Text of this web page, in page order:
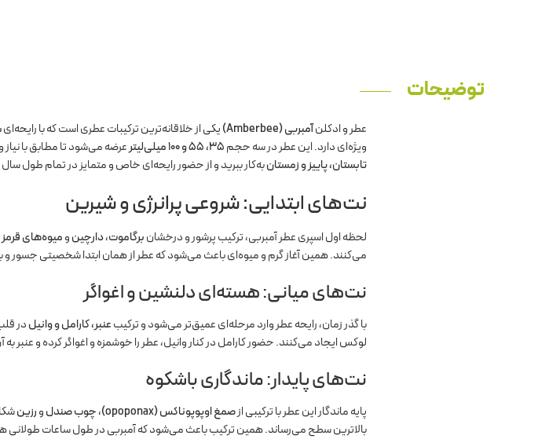
توضیحات
عطر و ادکلنآمبربی (Amberbee) یکی از خلاقانه‌ترین ترکیبات عطری است که با رایحه‌ای
ویژه‌ای دارد. این عطر در سه حجم۳۵، ۵۵ و ۱۰۰ میلی‌لیتر عرضه می‌شود تا مطابق با
تابستان، پاییز و زمستانبه‌کار ببرید و از حضور رایحه‌ای خاص و متمایز در تمام طول
نت‌های ابتدایی: شروعی پرانرژی و شیرین
لحظه اول اسپری عطر آمبربی، ترکیب پرشور و درخشانبرگاموت،دارچینومیوه‌های قرمز
می‌کنند. همین آغاز گرم و میوه‌ای باعث می‌شود که عطر از همان ابتدا شخصیتی جسور و
نت‌های میانی: هسته‌ای دلنشین و اغواگر
با گذر زمان، رایحه عطر وارد مرحله‌ای عمیق‌تر می‌شود و ترکیبعنبر، کارامل و وانیلدر
لوکس ایجاد می‌کنند. حضور کارامل در کنار وانیل، عطر را خوشمزه و اغواگر کرده و عنبر
نت‌های پایدار: ماندگاری باشکوه
پایه ماندگار این عطر با ترکیبی ازصمغ اوپوپوناکس (opoponax) ،چوب صندلورزین
بالاترین سطح می‌رساند. همین ترکیب باعث می‌شود که آمبربی در طول ساعات طولانی